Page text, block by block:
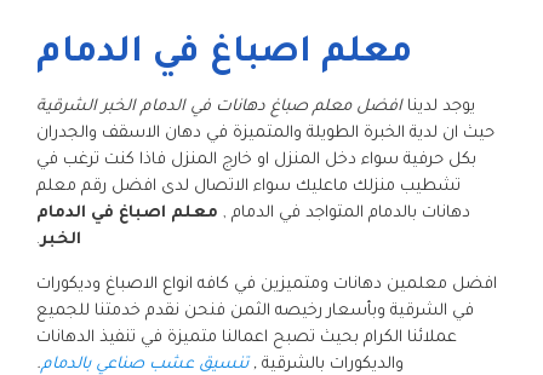
معلم اصباغ في الدمام
يوجد لدينا افضل معلم صباغ دهانات في الدمام الخبر الشرقية
حيث ان لدية الخبرة الطويلة والمتميزة في دهان الاسقف والجدران
بكل حرفية سواء دخل المنزل او خارج المنزل فاذا كنت ترغب في
تشطيب منزلك ماعليك سواء الاتصال لدى افضل رقم معلم
دهانات بالدمام المتواجد في الدمام , معلم اصباغ في الدمام
الخبر.
افضل معلمين دهانات ومتميزين في كافه انواع الاصباغ وديكورات
في الشرقية وبأسعار رخيصه الثمن فنحن نقدم خدمتنا للجميع
عملائنا الكرام بحيث تصبح اعمالنا متميزة في تنفيذ الدهانات
والديكورات بالشرقية ,تنسيق عشب صناعي بالدمام.